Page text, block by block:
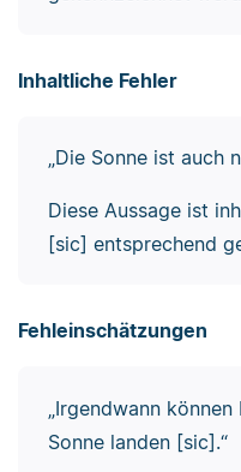
Inhaltliche Fehler
„Die Sonne ist auch
Diese Aussage ist
[sic] entsprechend
Fehleinschätzungen
„Irgendwann
Sonne landen [sic].“